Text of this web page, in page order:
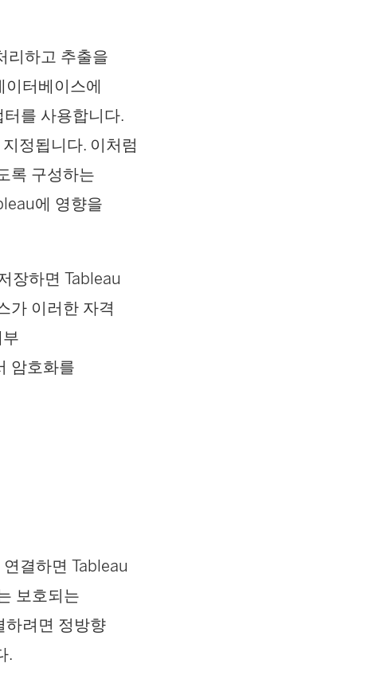
리하고 추출을
터베이스에
를 사용합니다.
정됩니다. 이처럼
록 구성하는
에 영향을
장하면 Tableau
가 이러한 자격
암호화를
결하면 Tableau
보호되는
하려면 정방향
.